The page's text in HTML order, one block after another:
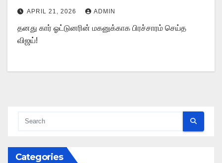
APRIL 21, 2026 ADMIN
தனது கார் ஓட்டுனரின் மகனுக்காக பிரச்சாரம் செய்த
விஜய்!
Categories